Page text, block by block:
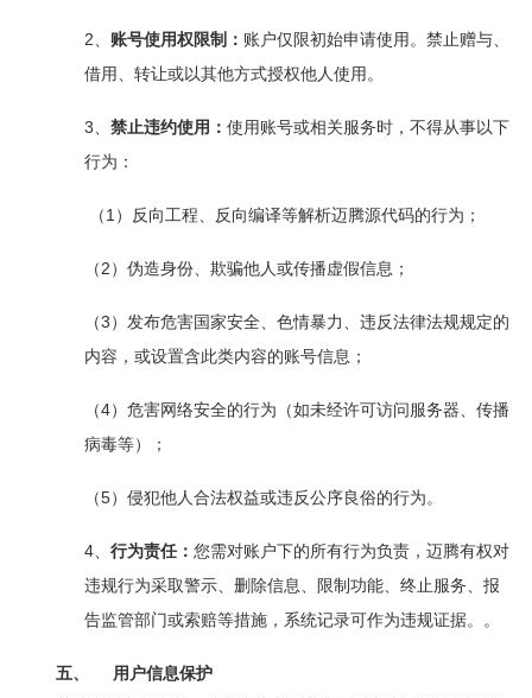
2、 账号使用权限制： 账户仅限初始申请使用。禁止赠与、
借用、转让或以其他方式授权他人使用。
3、 禁止违约使用： 使用账号或相关服务时，不得从事以下
行为：
（ 1 ）反向工程、反向编译等解析迈腾源代码的行为；
（ 2 ）伪造身份、欺骗他人或传播虚假信息；
（3 ）发布危害国家安全、色情暴力、违反法律法规规定的
内容，或设置含此类内容的账号信息；
（4）危害网络安全的行为（如未经许可访问服务器、传播
病毒等）；
（5）侵犯他人合法权益或违反公序良俗的行为。
4、 行为责任： 您需对账户下的所有行为负责，迈腾有权对
违规行为采取警示、删除信息、限制功能、终止服务、报
告监管部门或索赔等措施，系统记录可作为违规证据。。
五、
用户信息保护